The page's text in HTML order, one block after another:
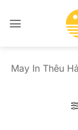
qua
May In Thêu